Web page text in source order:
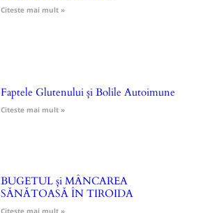
Citeste mai mult »
Faptele Glutenului și Bolile Autoimune
Citeste mai mult »
BUGETUL și MÂNCAREA
SĂNĂTOASĂ ÎN TIROIDA